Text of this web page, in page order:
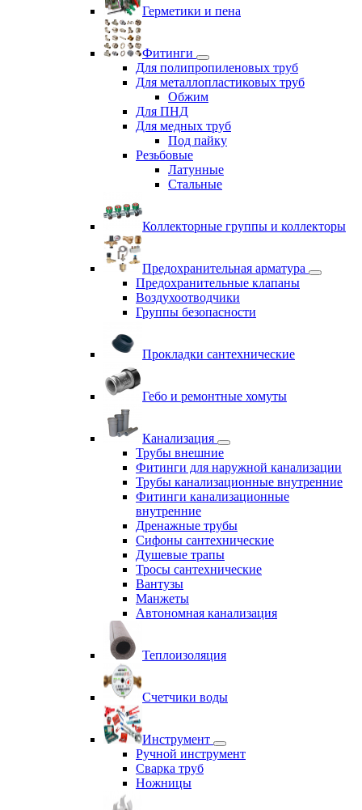
Герметики и пена
Фитинги
Для полипропиленовых труб
Для металлопластиковых труб
Обжим
Для ПНД
Для медных труб
Под пайку
Резьбовые
Латунные
Cтальные
Коллекторные группы и коллекторы
Предохранительная арматура
Предохранительные клапаны
Воздухоотводчики
Группы безопасности
Прокладки сантехнические
Гебо и ремонтные хомуты
Канализация
Трубы внешние
Фитинги для наружной канализации
Трубы канализационные внутренние
Фитинги канализационные
внутренние
Дренажные трубы
Сифоны сантехнические
Душевые трапы
Тросы сантехнические
Вантузы
Манжеты
Автономная канализация
Теплоизоляция
Счетчики воды
Инструмент
Ручной инструмент
Сварка труб
Ножницы